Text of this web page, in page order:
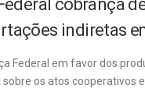
cobrança de
indiretas
Federal em favor dos
sobre os atos